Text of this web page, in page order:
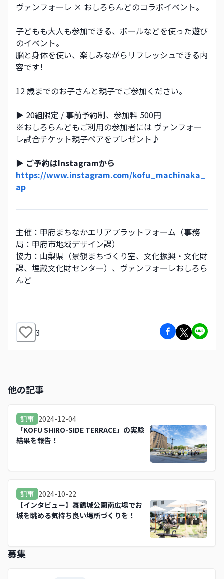
ヴァンフォーレ × おしろらんどのコラボイベント。
子どもも大人も参加できる、ボールなどを使った遊び
のイベント。
脳と身体を使い、楽しみながらリフレッシュできる内
容です!
12 歳までのお子さんと親子でご参加ください。
▶︎ 20組限定 / 事前予約制、参加料 500円
※おしろらんどもご利用の参加者には ヴァンフォー
レ試合チケット親子ペアをプレゼント♪
▶︎ ご予約はInstagramから
https://www.instagram.com/kofu_machinaka_
ap
主催：甲府まちなかエリアプラットフォーム（事務
局：甲府市地域デザイン課）
協力：山梨県（景観まちづくり室、文化振興・文化財
課、埋蔵文化財センター）、ヴァンフォーレおしろら
んど
3
他の記事
記事 2024-12-04
「KOFU SHIRO-SIDE TERRACE」の実験
結果を報告！
記事 2024-10-22
【インタビュー】舞鶴城公園南広場でお
城を眺める気持ち良い場所づくりを！
募集